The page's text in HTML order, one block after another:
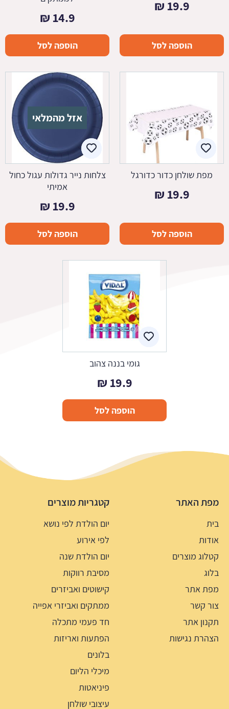
19.9
₪
הוספה לסל
14.9
₪
הוספה לסל
מפת שולחן כדור כדורגל
19.9
₪
הוספה לסל
אזל מהמלאי
צלחות נייר גדולות עגול כחול
אמיתי
19.9
₪
הוספה לסל
גומי בננה צהוב
19.9
₪
הוספה לסל
מפת האתר
בית
אודות
קטלוג מוצרים
בלוג
מפת אתר
צור קשר
תקנון אתר
הצהרת נגישות
קטגריות מוצרים
יום הולדת לפי נושא
לפי אירוע
יום הולדת שנה
מסיבת רווקות
קישוטים ואביזרים
ממתקים ואביזרי אפייה
חד פעמי מתכלה
הפתעות ואריזות
בלונים
מיכלי הליום
פיניאטות
עיצובי שולחן